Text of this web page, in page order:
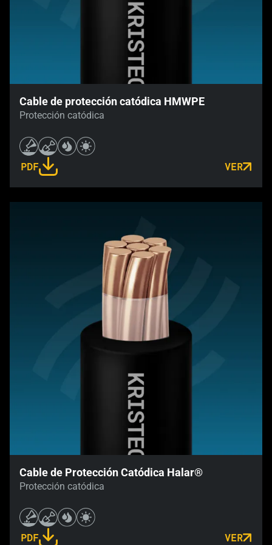
Cable de protección catódica HMWPE
Protección catódica
LINK OPENS IN A NEW TAB
PDF VER
Cable de Protección Catódica Halar®
Protección catódica
LINK OPENS IN A NEW TAB
PDF VER